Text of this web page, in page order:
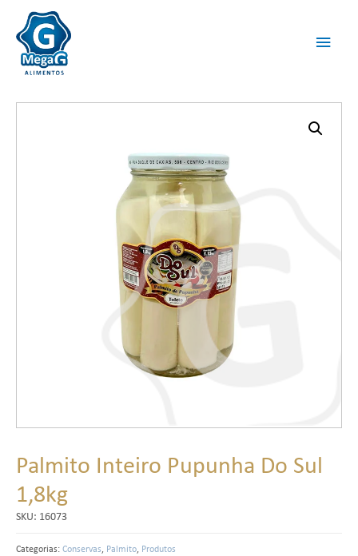
Palmito Inteiro Pupunha Do Sul
1,8kg
SKU: 16073
Categorias:Conservas, Palmito, Produtos